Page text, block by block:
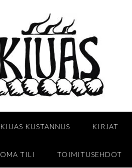
KIUAS KUSTANNUS KIRJAT
OMA TILI TOIMITUSEHDOT